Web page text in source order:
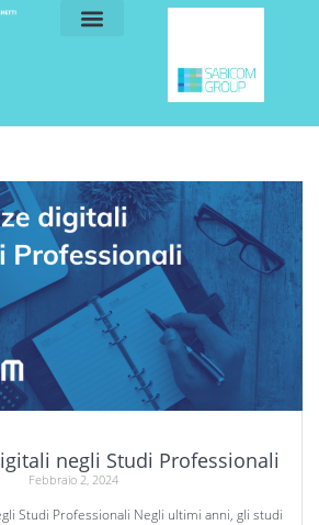
negli Studi Professionali
Febbraio 2, 2024
Studi Professionali Negli ultimi anni, gli studi